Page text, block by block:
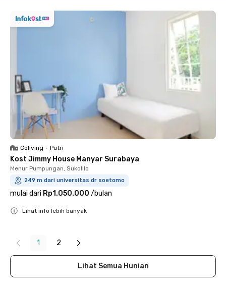
Coliving • Putri
Kost Jimmy House Manyar Surabaya
Menur Pumpungan, Sukolilo
249 m dari universitas dr soetomo
mulai dari Rp1.050.000 /bulan
Lihat info lebih banyak
1 2
Lihat Semua Hunian